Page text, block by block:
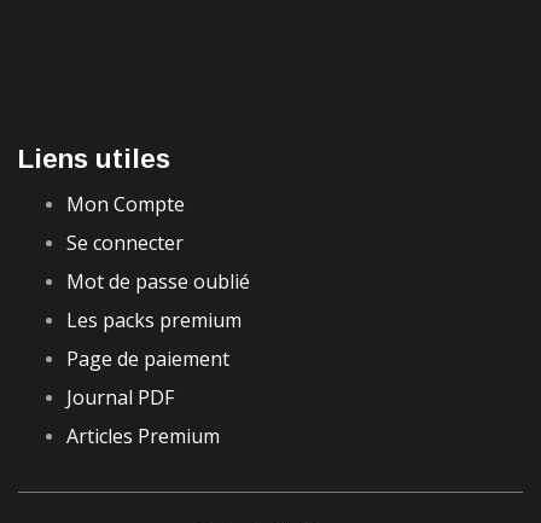
Liens utiles
Mon Compte
Se connecter
Mot de passe oublié
Les packs premium
Page de paiement
Journal PDF
Articles Premium